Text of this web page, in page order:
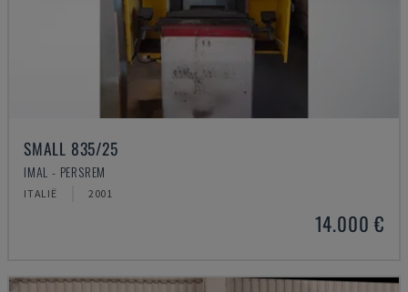
SMALL 835/25
IMAL - PERSREM
ITALIË 2001
14.000 €